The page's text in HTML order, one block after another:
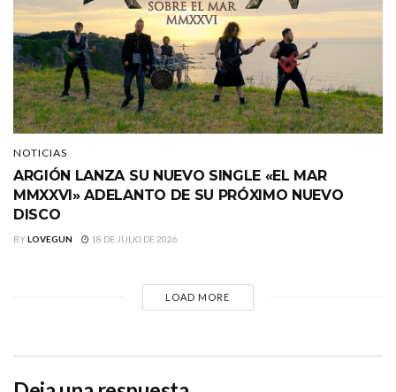
NOTICIAS
ARGIÓN LANZA SU NUEVO SINGLE «EL MAR
MMXXVI» ADELANTO DE SU PRÓXIMO NUEVO
DISCO
BYLOVEGUN 18 DE JULIO DE 2026
LOAD MORE